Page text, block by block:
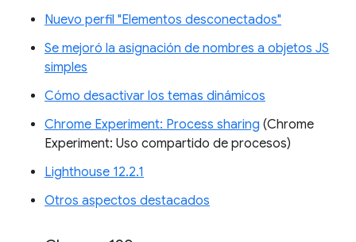
Nuevo perfil "Elementos desconectados"
Se mejoró la asignación de nombres a objetos JS
simples
Cómo desactivar los temas dinámicos
Chrome Experiment: Process sharing (Chrome
Experiment: Uso compartido de procesos)
Lighthouse 12.2.1
Otros aspectos destacados